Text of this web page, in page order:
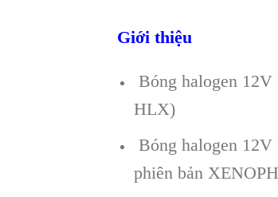
Giới thiệu
Bóng halogen
HLX)
Bóng halogen 12V
phiên bản